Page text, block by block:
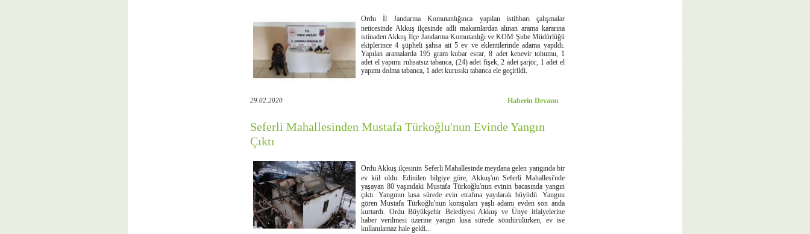
Ordu İl Jandarma Komutanlığınca yapılan istihbarı çalışmalar
neticesinde Akkuş ilçesinde adli makamlardan alınan arama kararına
istinaden Akkuş İlçe Jandarma Komutanlığı ve KOM Şube Müdürlüğü
ekiplerince 4 şüpheli şahsa ait 5 ev ve eklentilerinde adama yapıldı.
Yapılan aramalarda 195 gram kubar esrar, 8 adet kenevir tohumu, 1
adet el yapımı ruhsatsız tabanca, (24) adet fişek, 2 adet şarjör, 1 adet el
yapımı dolma tabanca, 1 adet kurusıkı tabanca ele geçirildi.
29.02.2020 Haberin Devamı
Seferli Mahallesinden Mustafa Türkoğlu'nun Evinde Yangın
Çıktı
Ordu Akkuş ilçesinin Seferli Mahallesinde meydana gelen yangında bir
ev kül oldu. Edinilen bilgiye göre, Akkuş'un Seferli Mahallesi'nde
yaşayan 80 yaşındaki Mustafa Türkoğlu'nun evinin bacasında yangın
çıktı. Yangının kısa sürede evin etrafına yayılarak büyüdü. Yangını
gören Mustafa Türkoğlu'nun komşuları yaşlı adamı evden son anda
kurtardı. Ordu Büyükşehir Belediyesi Akkuş ve Ünye itfaiyelerine
haber verilmesi üzerine yangın kısa sürede söndürülürken, ev ise
kullanılamaz hale geldi...